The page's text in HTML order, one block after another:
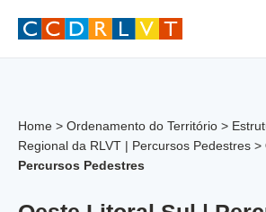
Home > Ordenamento do Território >
Regional da RLVT | Percursos Pedestres >
Percursos Pedestres